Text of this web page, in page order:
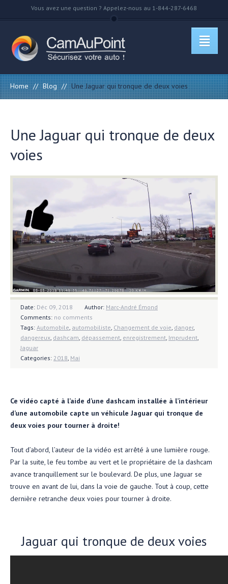
Vous avez une question ? Appelez-nous au 1-844-287-6468
Home // Blog // Une Jaguar qui tronque de deux voies
Une Jaguar qui tronque de deux
voies
Date: Déc 09, 2018 Author: Marc-André Émond
Comments: no comments
Tags: Automobile automobiliste Changement de voie danger,
dangereux dashcam dépassement enregistrement Imprudent
Jaguar
Categories: 2018 Mai
Ce vidéo capté à l’aide d’une dashcam installée à l’intérieur
d’une automobile capte un véhicule Jaguar qui tronque de
deux voies pour tourner à droite!
Tout d’abord, l’auteur de la vidéo est arrêté à une lumière rouge.
Par la suite, le feu tombe au vert et le propriétaire de la dashcam
avance tranquillement sur le boulevard. De plus, une Jaguar se
trouve en avant de lui, dans la voie de gauche. Tout à coup, cette
dernière retranche deux voies pour tourner à droite.
Jaguar qui tronque de deux voies